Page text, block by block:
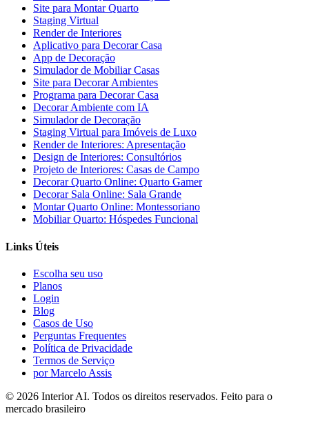
Site para Montar Quarto
Staging Virtual
Render de Interiores
Aplicativo para Decorar Casa
App de Decoração
Simulador de Mobiliar Casas
Site para Decorar Ambientes
Programa para Decorar Casa
Decorar Ambiente com IA
Simulador de Decoração
Staging Virtual para Imóveis de Luxo
Render de Interiores: Apresentação
Design de Interiores: Consultórios
Projeto de Interiores: Casas de Campo
Decorar Quarto Online: Quarto Gamer
Decorar Sala Online: Sala Grande
Montar Quarto Online: Montessoriano
Mobiliar Quarto: Hóspedes Funcional
Links Úteis
Escolha seu uso
Planos
Login
Blog
Casos de Uso
Perguntas Frequentes
Política de Privacidade
Termos de Serviço
por Marcelo Assis
© 2026 Interior AI. Todos os direitos reservados. Feito para o
mercado brasileiro